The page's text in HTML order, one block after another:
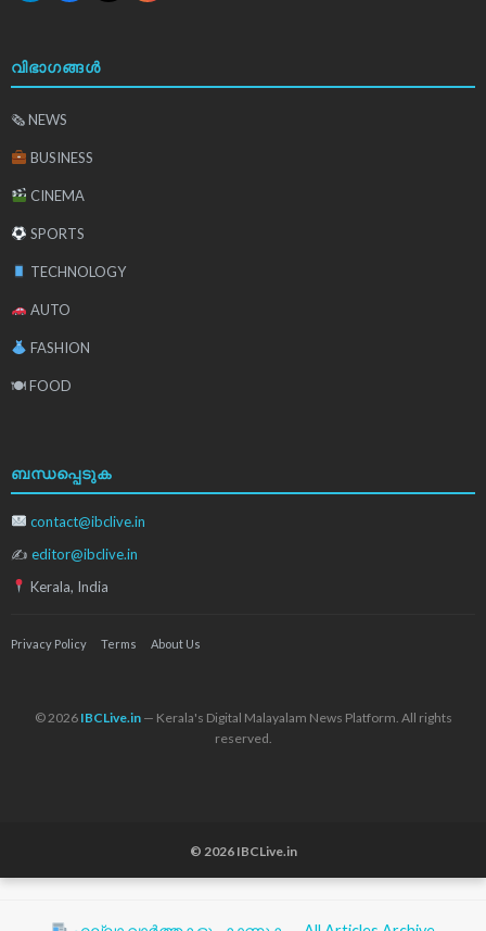
വിഭാഗങ്ങൾ
🗞 NEWS
BUSINESS
CINEMA
SPORTS
TECHNOLOGY
AUTO
FASHION
🍽 FOOD
ബന്ധപ്പെടുക
contact@ibclive.in
✍ editor@ibclive.in
Kerala, India
Privacy Policy Terms About Us
© 2026 IBCLive.in— Kerala's Digital Malayalam News Platform. All rights
reserved.
© 2026 IBCLive.in